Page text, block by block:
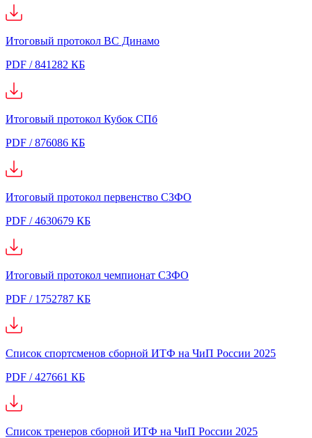
Итоговый протокол ВС Динамо
PDF / 841282 КБ
Итоговый протокол Кубок СПб
PDF / 876086 КБ
Итоговый протокол первенство СЗФО
PDF / 4630679 КБ
Итоговый протокол чемпионат СЗФО
PDF / 1752787 КБ
Список спортсменов сборной ИТФ на ЧиП России 2025
PDF / 427661 КБ
Список тренеров сборной ИТФ на ЧиП России 2025